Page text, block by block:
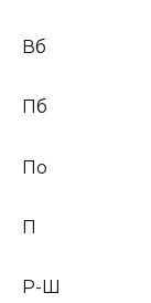
Вб
Пб
По
П
Р-Ш